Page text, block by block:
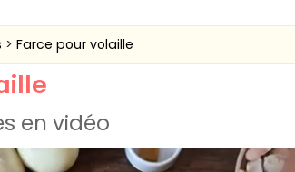
Farce pour volaille
en vidéo